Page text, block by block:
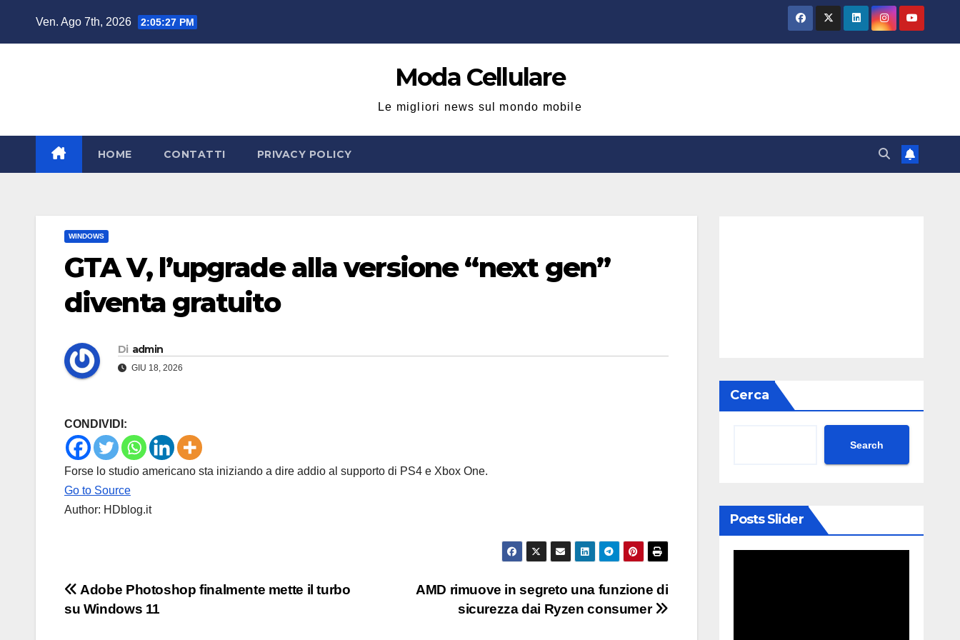
Ven. Ago 7th, 2026 2:05:28 PM
Moda Cellulare
Le migliori news sul mondo mobile
HOME CONTATTI PRIVACY POLICY
WINDOWS
GTA V, l’upgrade alla versione “next gen”
diventa gratuito
Di admin
GIU 18, 2026
CONDIVIDI:
Forse lo studio americano sta iniziando a dire addio al supporto di PS4 e Xbox One.
Go to Source
Author: HDblog.it
Navigazione
AMD rimuove in segreto una funzione di
sicurezza dai Ryzen consumer
Adobe Photoshop finalmente mette il turbo
su Windows 11
Cerca
Search
Posts Slider